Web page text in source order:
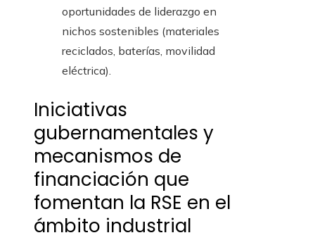
oportunidades de liderazgo en
nichos sostenibles (materiales
reciclados, baterías, movilidad
eléctrica).
Iniciativas
gubernamentales y
mecanismos de
financiación que
fomentan la RSE en el
ámbito industrial